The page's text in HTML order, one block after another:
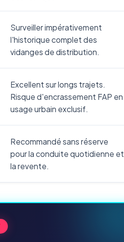
Surveiller impérativement
l'historique complet des
vidanges de distribution.
Excellent sur longs trajets.
Risque d'encrassement FAP en
usage urbain exclusif.
Recommandé sans réserve
pour la conduite quotidienne et
la revente.